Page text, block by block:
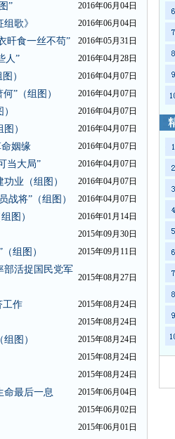
”
2016年06月04日
歌》
2016年06月04日
旰食一丝不苟”
2016年05月31日
人”
2016年04月28日
）
2016年04月07日
”（组图）
2016年04月07日
2016年04月07日
）
2016年04月07日
姻缘
2016年04月07日
当大局”
2016年04月07日
业（组图）
2016年04月07日
战将”（组图）
2016年04月07日
图）
2016年01月14日
2015年09月30日
组图）
2015年09月11日
部活捉国民党军
2015年08月27日
工作
2015年08月24日
2015年08月24日
图）
2015年08月24日
2015年08月24日
2015年08月24日
命最后一息
2015年06月04日
2015年06月02日
2015年06月01日